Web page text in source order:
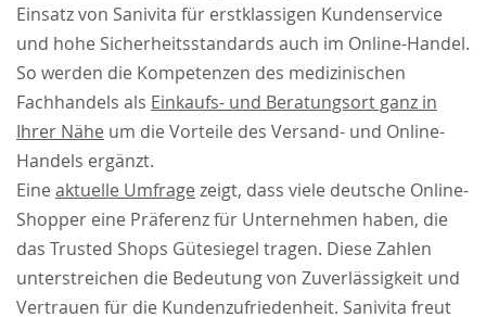
Einsatz von Sanivita für erstklassigen Kundenservice
und hohe Sicherheitsstandards auch im Online-Handel.
So werden die Kompetenzen des medizinischen
Fachhandels als Einkaufs- und Beratungsort ganz in
Ihrer Nähe um die Vorteile des Versand- und Online-
Handels ergänzt.
Eine aktuelle Umfrage zeigt, dass viele deutsche Online-
Shopper eine Präferenz für Unternehmen haben, die
das Trusted Shops Gütesiegel tragen. Diese Zahlen
unterstreichen die Bedeutung von Zuverlässigkeit und
Vertrauen für die Kundenzufriedenheit. Sanivita freut